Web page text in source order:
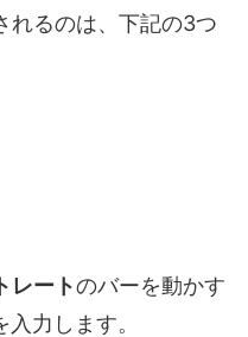
れるのは、下記の3つ
レートのバーを動かす
力します。